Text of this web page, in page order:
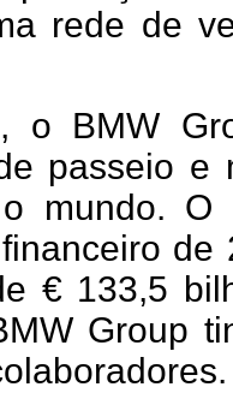
rede de
o BMW
passeio e
mundo. O
€ 133,5
Group